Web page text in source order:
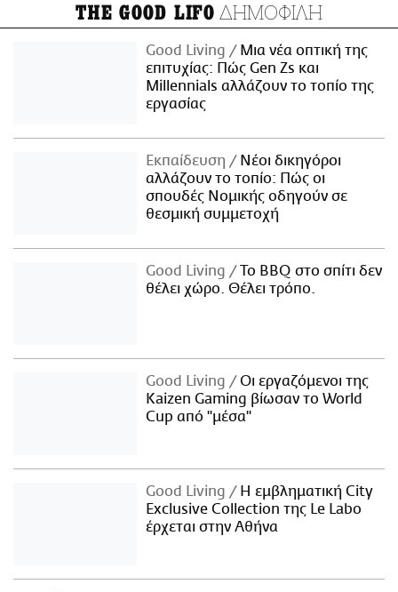
THE GOOD LIFO ΔΗΜΟΦΙΛΗ
Good Living
Μια νέα οπτική της
επιτυχίας: Πώς Gen Zs και
Millennials αλλάζουν το τοπίο της
εργασίας
Εκπαίδευση
Νέοι δικηγόροι
αλλάζουν το τοπίο: Πώς οι
σπουδές Νομικής οδηγούν σε
θεσμική συμμετοχή
Good Living
Το BBQ στο σπίτι δεν
θέλει χώρο. Θέλει τρόπο.
Good Living
Οι εργαζόμενοι της
Kaizen Gaming βίωσαν το World
Cup από "μέσα"
Good Living
Η εμβληματική City
Exclusive Collection της Le Labo
έρχεται στην Αθήνα